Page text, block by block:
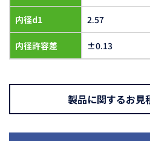
内径d1
内径許容差
2.57
±0.13
製品に関するお見